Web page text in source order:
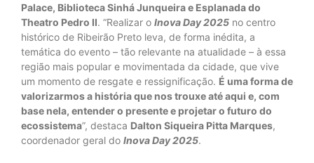
Palace, Biblioteca Sinhá Junqueira e Esplanada do
Theatro Pedro II. “Realizar o Inova Day 2025 no centro
histórico de Ribeirão Preto leva, de forma inédita, a
temática do evento – tão relevante na atualidade – à essa
região mais popular e movimentada da cidade, que vive
um momento de resgate e ressignificação. É uma forma de
valorizarmos a história que nos trouxe até aqui e, com
base nela, entender o presente e projetar o futuro do
ecossistema”, destaca Dalton Siqueira Pitta Marques,
coordenador geral do Inova Day 2025.